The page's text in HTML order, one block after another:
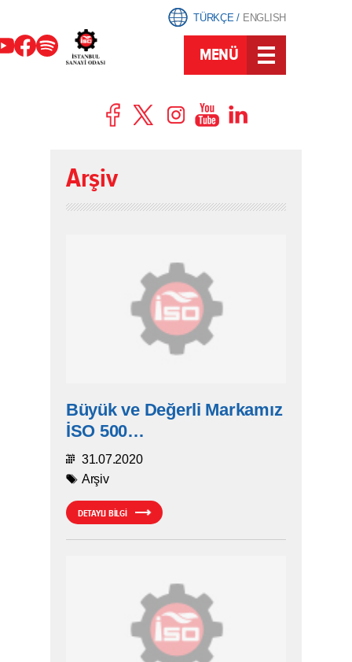
TÜRKÇE/ ENGLISH
MENÜ
Arşiv
Büyük ve Değerli Markamız
İSO 500…
31.07.2020
Arşiv
DETAYLI BİLGİ